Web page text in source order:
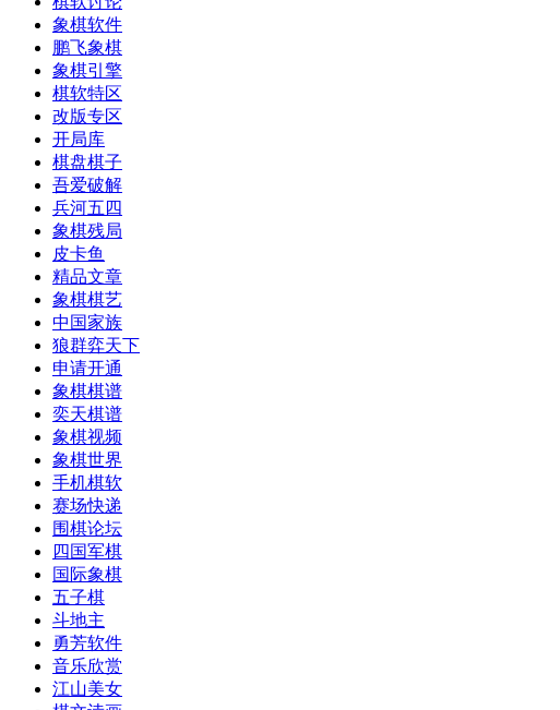
象棋软件
鹏飞象棋
象棋引擎
棋软特区
改版专区
开局库
棋盘棋子
吾爱破解
兵河五四
象棋残局
皮卡鱼
精品文章
象棋棋艺
中国家族
狼群弈天下
申请开通
象棋棋谱
奕天棋谱
象棋视频
象棋世界
手机棋软
赛场快递
围棋论坛
四国军棋
国际象棋
五子棋
斗地主
勇芳软件
音乐欣赏
江山美女